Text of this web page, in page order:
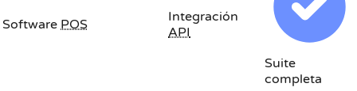
Software POS
Integración
API
Suite
completa